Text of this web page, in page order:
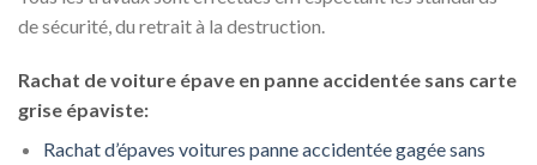
de sécurité, du retrait à la destruction.
Rachat de voiture épave en panne accidentée sans carte
grise épaviste:
Rachat d’épaves voitures panne accidentée gagée sans